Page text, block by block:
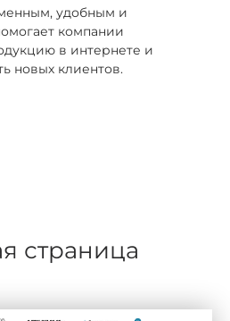
удобным и
компании
в интернете и
новых клиентов.
страница